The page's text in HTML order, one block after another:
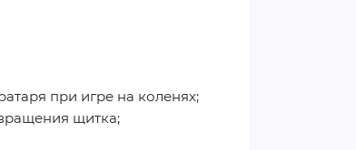
при игре на коленях;
щитка;